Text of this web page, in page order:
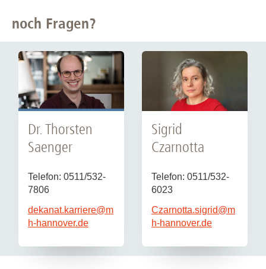
noch Fragen?
Dr. Thorsten
Saenger
Telefon: 0511/532-
7806
dekanat.karriere@m
h-hannover.de
Sigrid
Czarnotta
Telefon: 0511/532-
6023
Czarnotta.sigrid@m
h-hannover.de